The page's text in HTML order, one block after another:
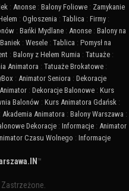
: Anonse : Balony Foliowe : Zamykanie
: Ogłoszenia : Tablica : Firmy :
: Bańki Mydlane : Anonse : Balony na
: Wesele : Tablica : Pomysł na
: Balony z Helem Rumia : Tatuaże :
Animatora : Tatuaże Brokatowe :
: Animator Seniora : Dekoracje
Animator : Dekoracje Balonowe : Kurs
Balonów : Kurs Animatora Gdańsk :
Akademia Animatora : Balony Warszawa :
Dekoracje : Informacje : Animator
Czasu Wolnego : Informacje
™